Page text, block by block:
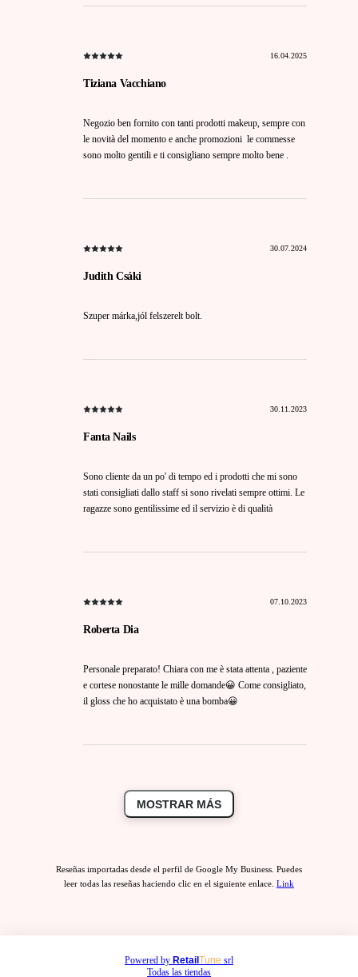
16.04.2025
Tiziana Vacchiano
Negozio ben fornito con tanti prodotti makeup, sempre con
le novità del momento e anche promozioni le commesse
sono molto gentili e ti consigliano sempre molto bene .
30.07.2024
Judith Csáki
Szuper márka,jól felszerelt bolt.
30.11.2023
Fanta Nails
Sono cliente da un po' di tempo ed i prodotti che mi sono
stati consigliati dallo staff si sono rivelati sempre ottimi. Le
ragazze sono gentilissime ed il servizio è di qualità
07.10.2023
Roberta Dia
Personale preparato! Chiara con me è stata attenta , paziente
e cortese nonostante le mille domande😀 Come consigliato,
il gloss che ho acquistato è una bomba😀
MOSTRAR MÁS
Reseñas importadas desde el perfil de Google My Business. Puedes
leer todas las reseñas haciendo clic en el siguiente enlace. Link
Powered by Retail Tune srl
Todas las tiendas